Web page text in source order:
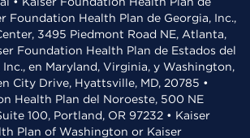
Foundation Health Plan de Georgia, Inc.,
3495 Piedmont Road NE, Atlanta,
Foundation Health Plan de Estados del
en Maryland, Virginia, y Washington,
City Drive, Hyattsville, MD, 20785 •
Health Plan del Noroeste, 500 NE
100, Portland, OR 97232 • Kaiser
Plan of Washington or Kaiser